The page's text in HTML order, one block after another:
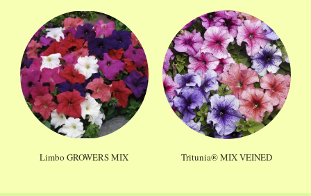
Limbo GROWERS MIX Tritunia® MIX VEINED